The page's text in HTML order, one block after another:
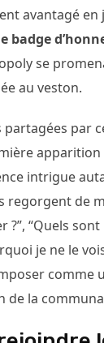
avantagé en
badge
se
au veston.
partagées par
intrigue
regorgent de
?”, “Quels
je ne le
comme
de la